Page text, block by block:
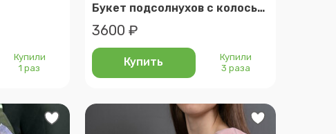
Купили
1 раз
Букет подсолнухов с колосьями пшеницы в крафте
3600 ₽
Купить
Купили
3 раза